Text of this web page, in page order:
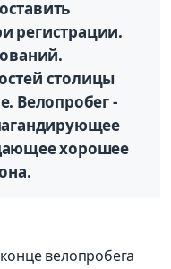
регистрации.
столицы
Велопробег -
хорошее
велопробега